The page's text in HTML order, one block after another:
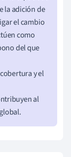
la adición de
el cambio
como
del que
y el
al